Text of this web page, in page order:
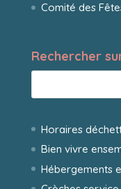
Comité des
Rechercher
Horaires
Bien vivre
Hébergements